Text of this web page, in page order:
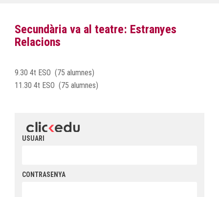
Secundària va al teatre: Estranyes
Relacions
9.30 4t ESO (75 alumnes)
11.30 4t ESO (75 alumnes)
USUARI
CONTRASENYA